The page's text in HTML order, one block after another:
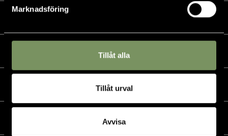
Marknadsföring
Tillåt alla
Tillåt urval
Avvisa